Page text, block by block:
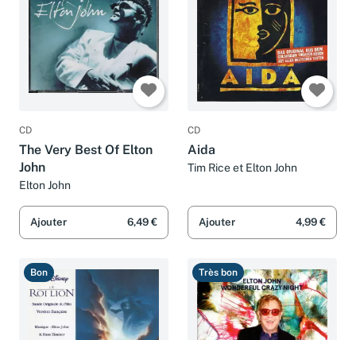
CD
The Very Best Of Elton
John
Elton John
Ajouter 6,49 €
CD
Aida
Tim Rice et Elton John
Ajouter 4,99 €
Bon Très bon